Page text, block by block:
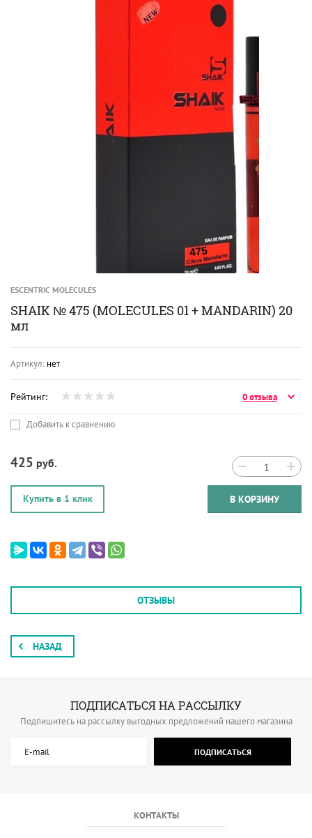
ESCENTRIC MOLECULES
SHAIK № 475 (MOLECULES 01 + MANDARIN) 20
мл
Артикул: нет
Рейтинг: 0 отзыва
Добавить к сравнению
425 руб. − +
Купить в 1 клик В КОРЗИНУ
ОТЗЫВЫ
НАЗАД
ПОДПИСАТЬСЯ НА РАССЫЛКУ
Подпишитесь на рассылку выгодных предложений нашего магазина
ПОДПИСАТЬСЯ
КОНТАКТЫ